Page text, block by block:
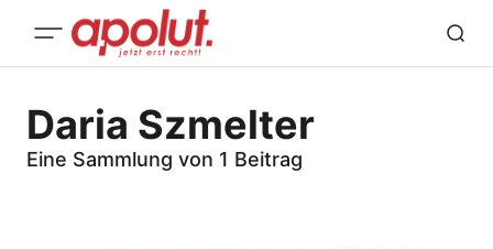
Daria Szmelter
Eine Sammlung von 1 Beitrag